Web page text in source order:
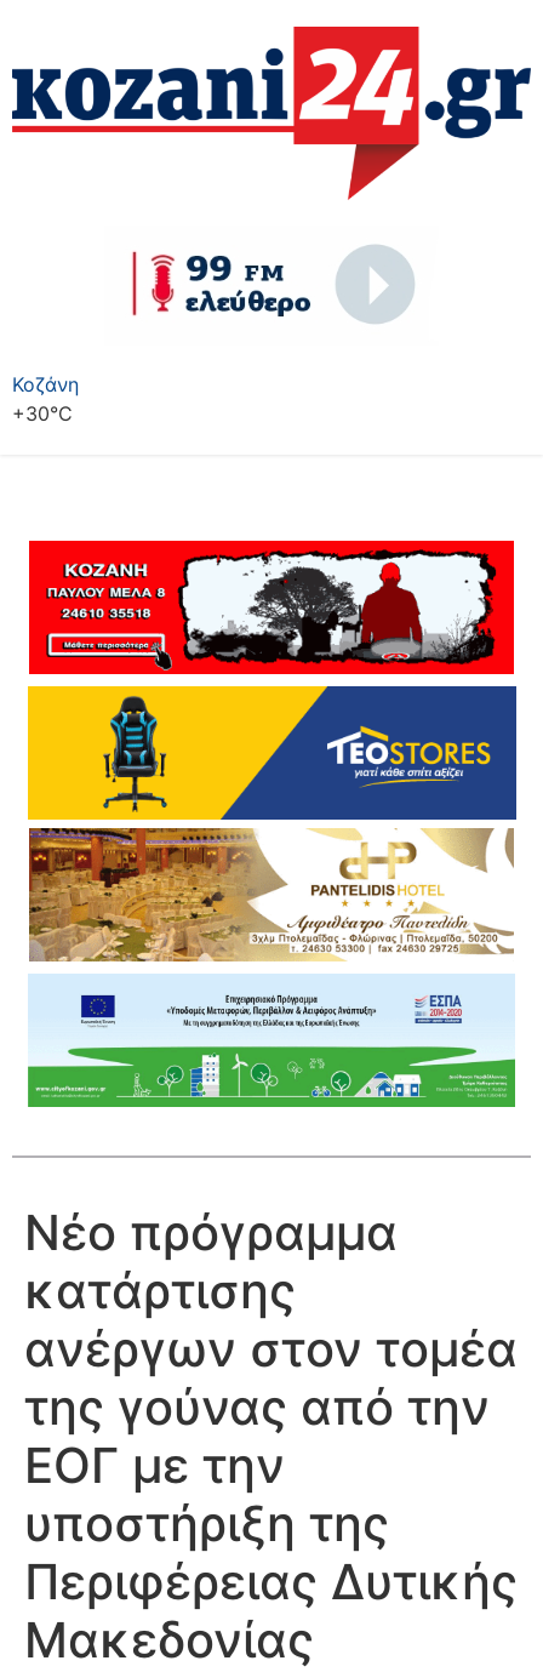
Κοζάνη
+30°C
Νέο πρόγραμμα
κατάρτισης
ανέργων στον τομέα
της γούνας από την
ΕΟΓ με την
υποστήριξη της
Περιφέρειας Δυτικής
Μακεδονίας